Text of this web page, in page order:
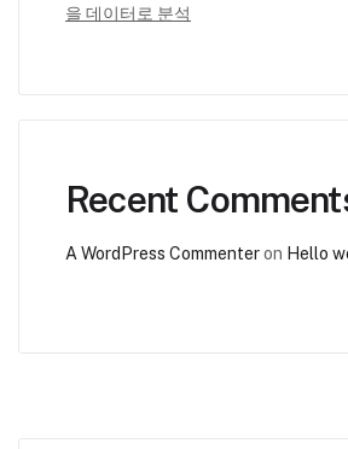
을 데이터로 분석
Recent
A WordPress Commenteron Hello